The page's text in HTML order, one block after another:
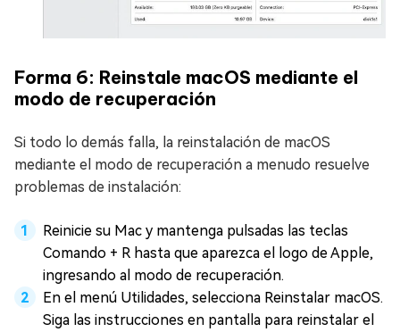
Forma 6: Reinstale macOS mediante el
modo de recuperación
Si todo lo demás falla, la reinstalación de macOS
mediante el modo de recuperación a menudo resuelve
problemas de instalación:
Reinicie su Mac y mantenga pulsadas las teclas
Comando + R hasta que aparezca el logo de Apple,
ingresando al modo de recuperación.
En el menú Utilidades, selecciona Reinstalar macOS.
Siga las instrucciones en pantalla para reinstalar el